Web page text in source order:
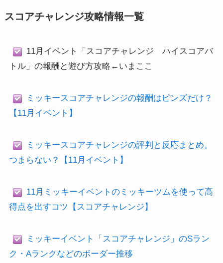
スコアチャレンジ攻略情報一覧
11月イベント「スコアチャレンジ ハイスコアバ
トル」の報酬と遊び方攻略←いまここ
ミッキースコアチャレンジの報酬はピンズだけ？
【11月イベント】
ミッキースコアチャレンジの評判と反応まとめ。
つまらない？【11月イベント】
11月ミッキーイベントのミッキーツムを使って高
得点を出すコツ【スコアチャレンジ】
ミッキーイベント「スコアチャレンジ」のSラン
ク・Aランクなどのボーダー推移